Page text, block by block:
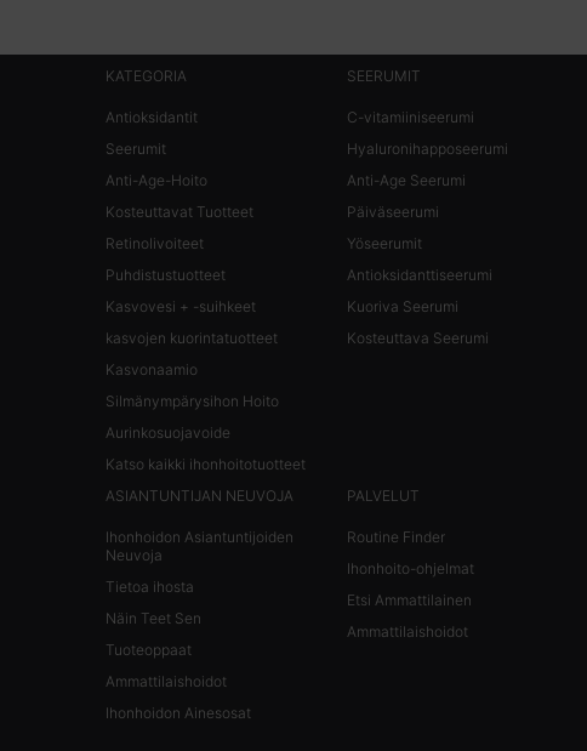
Footer navigation
KATEGORIA
Antioksidantit
Seerumit
Anti-Age-Hoito
Kosteuttavat Tuotteet
Retinolivoiteet
Puhdistustuotteet
Kasvovesi + -suihkeet
kasvojen kuorintatuotteet
Kasvonaamio
Silmänympärysihon Hoito
Aurinkosuojavoide
Katso kaikki ihonhoitotuotteet
SEERUMIT
C-vitamiiniseerumi
Hyaluronihapposeerumi
Anti-Age Seerumi
Päiväseerumi
Yöseerumit
Antioksidanttiseerumi
Kuoriva Seerumi
Kosteuttava Seerumi
ASIANTUNTIJAN NEUVOJA
Ihonhoidon Asiantuntijoiden
Neuvoja
Tietoa ihosta
Näin Teet Sen
Tuoteoppaat
Ammattilaishoidot
Ihonhoidon Ainesosat
PALVELUT
Routine Finder
Ihonhoito-ohjelmat
Etsi Ammattilainen
Ammattilaishoidot